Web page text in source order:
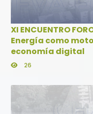
XI ENCUENTRO
Energía como
economía digital
26